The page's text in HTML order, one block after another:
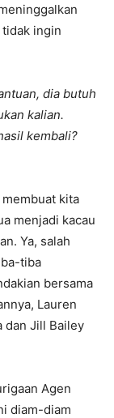
ingin
dia butuh
kalian.
kembali?
kita
menjadi kacau
Ya, salah
tiba
bersama
Lauren
dan Jill Bailey
Agen
diam-diam